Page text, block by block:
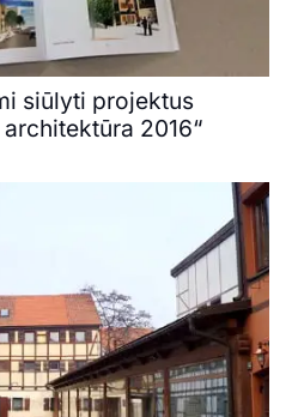
siūlyti projektus
2016“